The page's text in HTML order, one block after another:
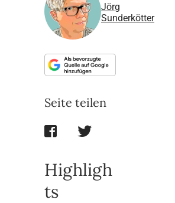
Jörg
Sunderkötter
Seite teilen
Highligh
ts